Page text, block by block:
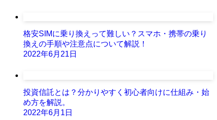
格安SIMに乗り換えって難しい？スマホ・携帯の乗り
換えの手順や注意点について解説！
2022年6月21日
投資信託とは？分かりやすく初心者向けに仕組み・始
め方を解説。
2022年6月1日